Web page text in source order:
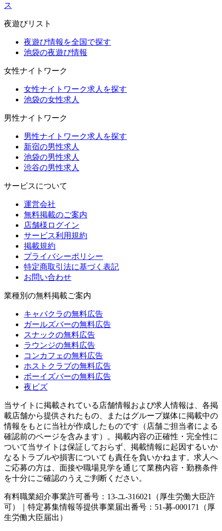
ス
夜遊びリスト
夜遊び情報を全国で探す
池袋の夜遊び情報
女性ナイトワーク
女性ナイトワーク求人を探す
池袋の女性求人
男性ナイトワーク
男性ナイトワーク求人を探す
新宿の男性求人
池袋の男性求人
渋谷の男性求人
サービスについて
運営会社
無料掲載のご案内
店舗様ログイン
サービス利用規約
掲載規約
プライバシーポリシー
特定商取引法に基づく表記
お問い合わせ
業種別の無料掲載ご案内
キャバクラの無料広告
ガールズバーの無料広告
スナックの無料広告
ラウンジの無料広告
コンカフェの無料広告
ホストクラブの無料広告
ボーイズバーの無料広告
夜ビズ
当サイトに掲載されている店舗情報および求人情報は、各掲
載店舗から提供されたもの、またはグループ媒体に掲載中の
情報をもとに当社が作成したものです（店舗ご担当者による
確認前のページを含みます）。掲載内容の正確性・完全性に
ついて当サイトは保証しておらず、掲載情報に起因するいか
なるトラブルや損害についても責任を負いかねます。求人へ
ご応募の方は、面接や職場見学を通じて業務内容・勤務条件
を十分にご確認のうえご判断ください。
有料職業紹介事業許可番号：13-ユ-316021（厚生労働大臣許
可）｜特定募集情報等提供事業届出番号：51-募-000171（厚
生労働大臣届出）